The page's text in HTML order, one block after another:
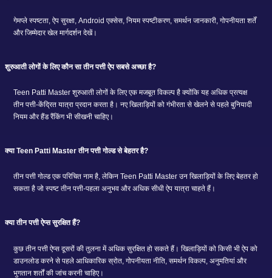
गेमप्ले स्पष्टता, ऐप सुरक्षा, Android एक्सेस, नियम स्पष्टीकरण, समर्थन जानकारी, गोपनीयता शर्तें
और जिम्मेदार खेल मार्गदर्शन देखें।
शुरुआती लोगों के लिए कौन सा तीन पत्ती ऐप सबसे अच्छा है?
Teen Patti Master शुरुआती लोगों के लिए एक मजबूत विकल्प है क्योंकि यह अधिक प्रत्यक्ष
तीन पत्ती-केंद्रित यात्रा प्रदान करता है। नए खिलाड़ियों को गंभीरता से खेलने से पहले बुनियादी
नियम और हैंड रैंकिंग भी सीखनी चाहिए।
क्या Teen Patti Master तीन पत्ती गोल्ड से बेहतर है?
तीन पत्ती गोल्ड एक परिचित नाम है, लेकिन Teen Patti Master उन खिलाड़ियों के लिए बेहतर हो
सकता है जो स्पष्ट तीन पत्ती-पहला अनुभव और अधिक सीधी ऐप यात्रा चाहते हैं।
क्या तीन पत्ती ऐप्स सुरक्षित हैं?
कुछ तीन पत्ती ऐप्स दूसरों की तुलना में अधिक सुरक्षित हो सकते हैं। खिलाड़ियों को किसी भी ऐप को
डाउनलोड करने से पहले आधिकारिक स्रोत, गोपनीयता नीति, समर्थन विकल्प, अनुमतियां और
भुगतान शर्तों की जांच करनी चाहिए।